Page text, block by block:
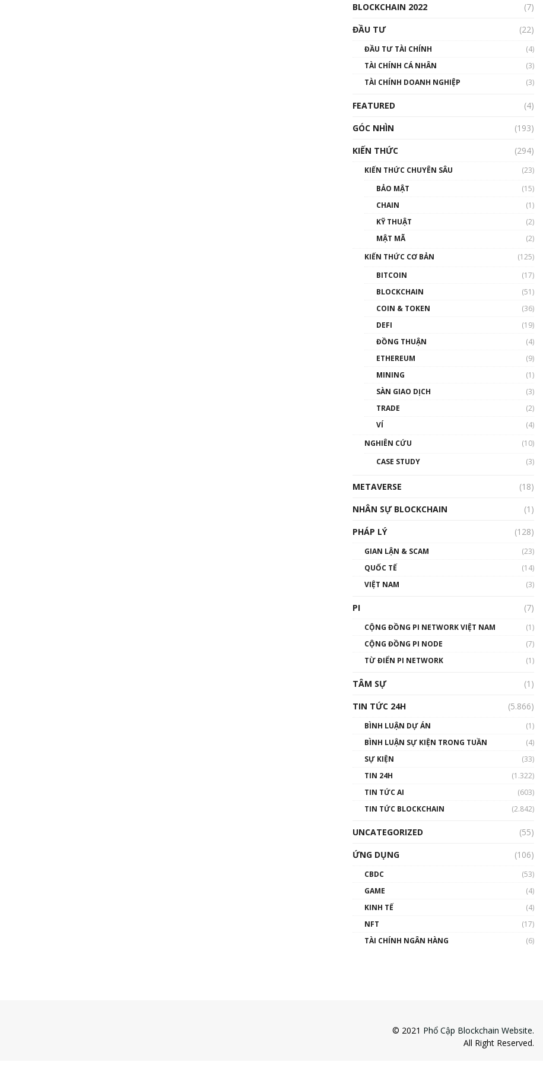
BLOCKCHAIN 2022
(7)
ĐẦU TƯ
(22)
ĐẦU TƯ TÀI CHÍNH
(4)
TÀI CHÍNH CÁ NHÂN
(3)
TÀI CHÍNH DOANH NGHIỆP
(3)
FEATURED
(4)
GÓC NHÌN
(193)
KIẾN THỨC
(294)
KIẾN THỨC CHUYÊN SÂU
(23)
BẢO MẬT
(15)
CHAIN
(1)
KỸ THUẬT
(2)
MẬT MÃ
(2)
KIẾN THỨC CƠ BẢN
(125)
BITCOIN
(17)
BLOCKCHAIN
(51)
COIN & TOKEN
(36)
DEFI
(19)
ĐỒNG THUẬN
(4)
ETHEREUM
(9)
MINING
(1)
SÀN GIAO DỊCH
(3)
TRADE
(2)
VÍ
(4)
NGHIÊN CỨU
(10)
CASE STUDY
(3)
METAVERSE
(18)
NHÂN SỰ BLOCKCHAIN
(1)
PHÁP LÝ
(128)
GIAN LẬN & SCAM
(23)
QUỐC TẾ
(14)
VIỆT NAM
(3)
PI (7)
CỘNG ĐỒNG PI NETWORK VIỆT NAM
(1)
CỘNG ĐỒNG PI NODE
(7)
TỪ ĐIỂN PI NETWORK
(1)
TÂM SỰ
(1)
TIN TỨC 24H
(5.866)
BÌNH LUẬN DỰ ÁN
(1)
BÌNH LUẬN SỰ KIỆN TRONG TUẦN
(4)
SỰ KIỆN
(33)
TIN 24H
(1.322)
TIN TỨC AI
(603)
TIN TỨC BLOCKCHAIN
(2.842)
UNCATEGORIZED
(55)
ỨNG DỤNG
(106)
CBDC
(53)
GAME
(4)
KINH TẾ
(4)
NFT
(17)
TÀI CHÍNH NGÂN HÀNG
(6)
© 2021 Phổ Cập Blockchain Website.
All Right Reserved.